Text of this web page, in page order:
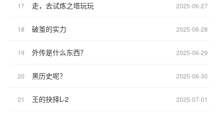
17 走，去试炼之塔玩玩 2025-06-27
18 破茧的实力 2025-06-28
19 外传是什么东西？ 2025-06-29
20 黑历史呢？ 2025-06-30
21 王的抉择L-2 2025-07-01